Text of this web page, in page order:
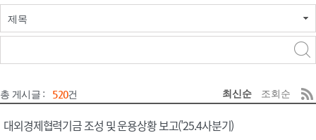
제목
총 게시글 : 520건 최신순 조회순
대외경제협력기금 조성 및 운용상황 보고('25.4사분기)